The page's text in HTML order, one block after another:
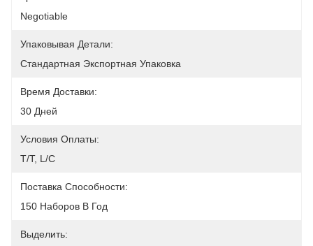
Negotiable
Упаковывая Детали:
Стандартная Экспортная Упаковка
Время Доставки:
30 Дней
Условия Оплаты:
T/T, L/C
Поставка Способности:
150 Наборов В Год
Выделить: